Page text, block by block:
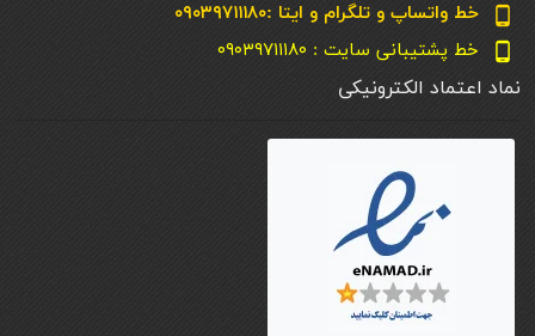
phone_android خط واتساپ و تلگرام و ایتا :۰۹۰۳۹۷۱۱۱۸۰
phone_android خط پشتیبانی سایت : ۰۹۰۳۹۷۱۱۱۸۰
نماد اعتماد الکترونیکی